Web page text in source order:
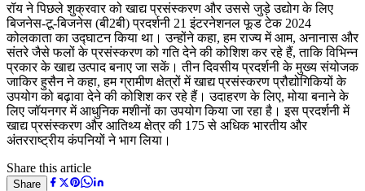
रॉय ने पिछले शुक्रवार को खाद्य प्रसंस्करण और उससे जुड़े उद्योग के लिए
बिजनेस-टू-बिजनेस (बी2बी) प्रदर्शनी 21 इंटरनेशनल फूड टेक 2024
कोलकाता का उद्घाटन किया था। उन्होंने कहा, हम राज्य में आम, अनानास और
संतरे जैसे फलों के प्रसंस्करण को गति देने की कोशिश कर रहे हैं, ताकि विभिन्न
प्रकार के खाद्य उत्पाद बनाए जा सकें। तीन दिवसीय प्रदर्शनी के मुख्य संयोजक
जाकिर हुसैन ने कहा, हम ग्रामीण क्षेत्रों में खाद्य प्रसंस्करण प्रौद्योगिकियों के
उपयोग को बढ़ावा देने की कोशिश कर रहे हैं। उदाहरण के लिए, मोया बनाने के
लिए जॉयनगर में आधुनिक मशीनों का उपयोग किया जा रहा है। इस प्रदर्शनी में
खाद्य प्रसंस्करण और आतिथ्य क्षेत्र की 175 से अधिक भारतीय और
अंतरराष्ट्रीय कंपनियों ने भाग लिया।
Share this article
Share